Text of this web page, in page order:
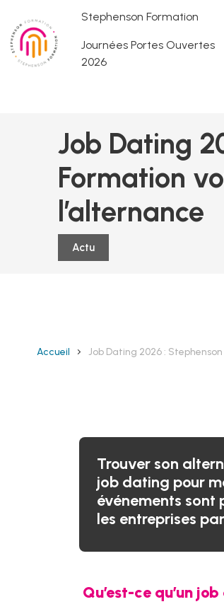
Stephenson Formation
Journées Portes Ouvertes
2026
Job Dating
Formation
l’alternance
Actu
Accueil Job Dating 2026 :
Trouver son
job dating pour
événements sont
les entreprises
Qu’est-ce qu’un